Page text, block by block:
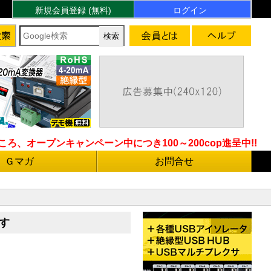
ログイン
新規会員登録 (無料)
ろ、オープンキャンペーン中につき100～200cop進呈中!!
Ｇマガ
お問合せ